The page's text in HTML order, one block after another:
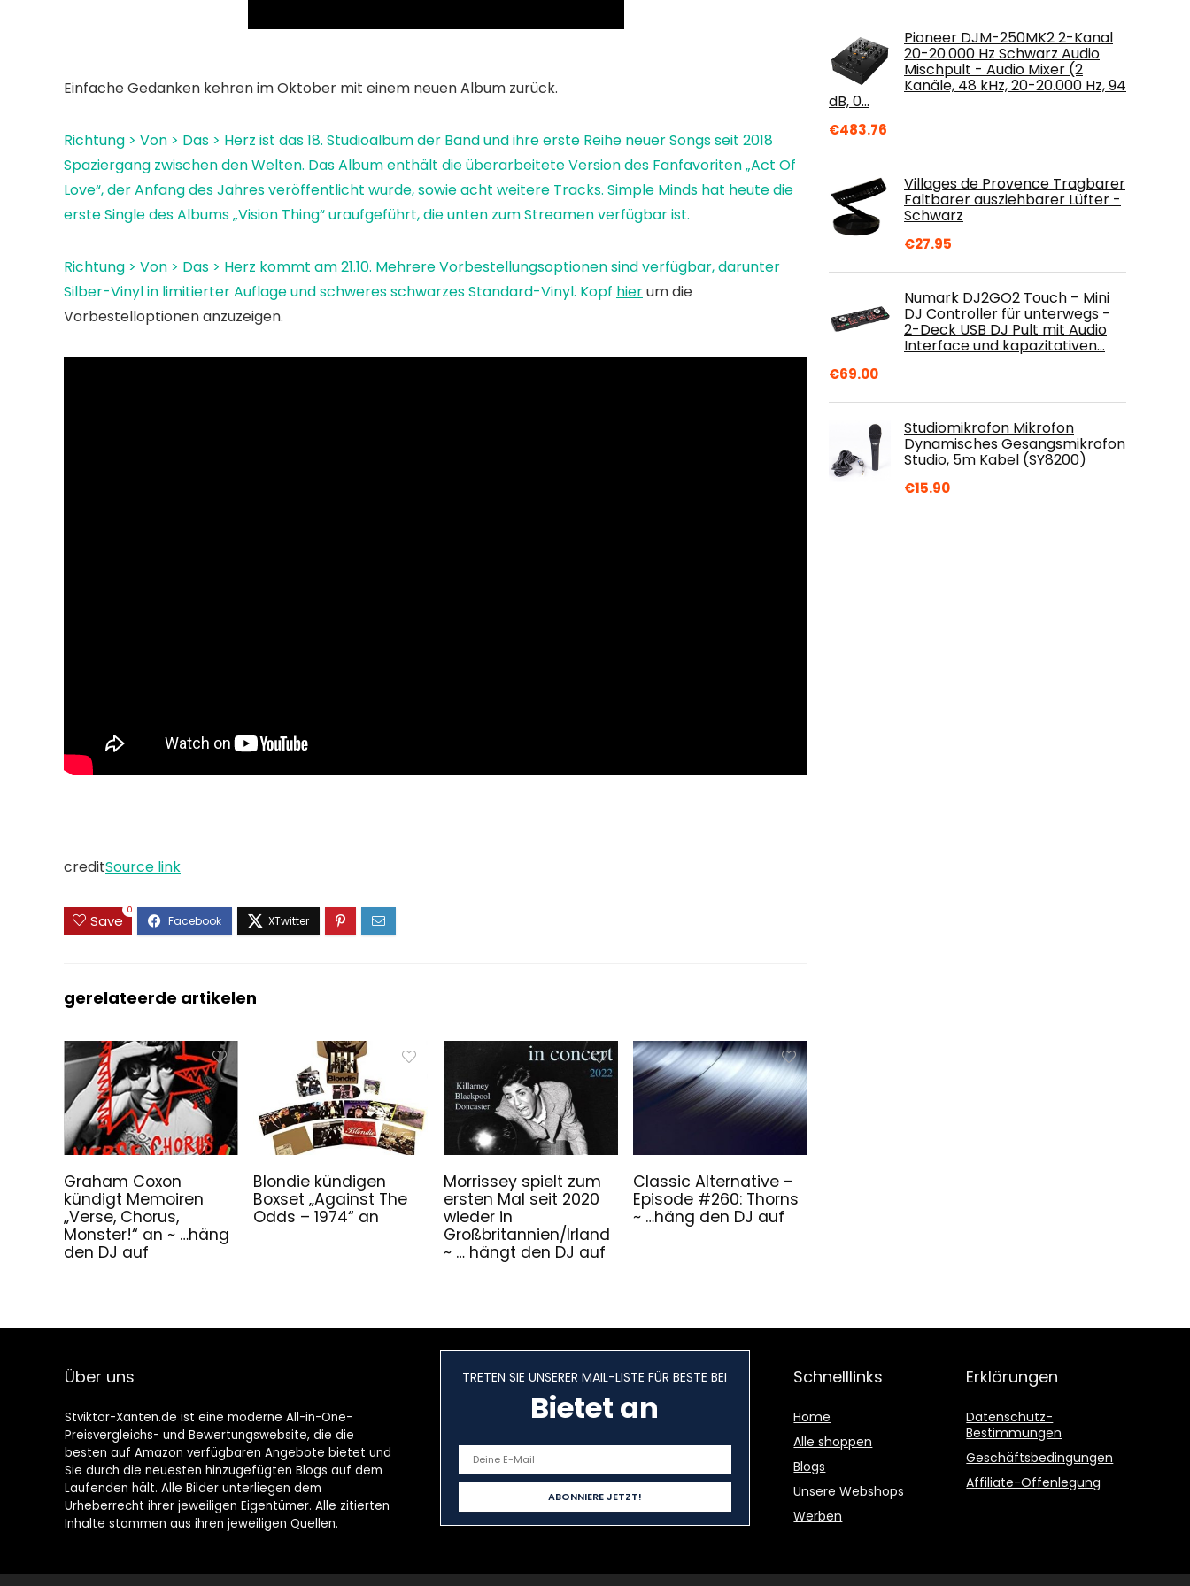
Einfache Gedanken kehren im Oktober mit einem neuen Album zurück.
Richtung > Von > Das > Herz ist das 18. Studioalbum der Band und ihre erste Reihe neuer Songs seit 2018
Spaziergang zwischen den Welten. Das Album enthält die überarbeitete Version des Fanfavoriten „Act Of
Love“, der Anfang des Jahres veröffentlicht wurde, sowie acht weitere Tracks. Simple Minds hat heute die
erste Single des Albums „Vision Thing“ uraufgeführt, die unten zum Streamen verfügbar ist.
Richtung > Von > Das > Herz kommt am 21.10. Mehrere Vorbestellungsoptionen sind verfügbar, darunter
Silber-Vinyl in limitierter Auflage und schweres schwarzes Standard-Vinyl. Kopf hierum die
Vorbestelloptionen anzuzeigen.
creditSource link
Save
0
gerelateerde artikelen
Graham Coxon
kündigt Memoiren
„Verse, Chorus,
Monster!“ an ~ …häng
den DJ auf
Blondie kündigen
Boxset „Against The
Odds – 1974“ an
Morrissey spielt zum
ersten Mal seit 2020
wieder in
Großbritannien/Irland
~ … hängt den DJ auf
Classic Alternative –
Episode #260: Thorns
~ …häng den DJ auf
Pioneer DJM-250MK2 2-Kanal
20-20.000 Hz Schwarz Audio
Mischpult - Audio Mixer (2
Kanäle, 48 kHz, 20-20.000 Hz, 94
dB, 0…
€483.76
Villages de Provence Tragbarer
Faltbarer ausziehbarer Lüfter -
Schwarz
€27.95
Numark DJ2GO2 Touch – Mini
DJ Controller für unterwegs -
2-Deck USB DJ Pult mit Audio
Interface und kapazitativen…
€69.00
Studiomikrofon Mikrofon
Dynamisches Gesangsmikrofon
Studio, 5m Kabel (SY8200)
€15.90
Über uns
Stviktor-Xanten.de ist eine moderne All-in-One-
Preisvergleichs- und Bewertungswebsite, die die
besten auf Amazon verfügbaren Angebote bietet und
Sie durch die neuesten hinzugefügten Blogs auf dem
Laufenden hält. Alle Bilder unterliegen dem
Urheberrecht ihrer jeweiligen Eigentümer. Alle zitierten
Inhalte stammen aus ihren jeweiligen Quellen.
TRETEN SIE UNSERER MAIL-LISTE FÜR BESTE BEI
Bietet an
Schnelllinks
Home
Alle shoppen
Blogs
Unsere Webshops
Werben
Erklärungen
Datenschutz-
Bestimmungen
Geschäftsbedingungen
Affiliate-Offenlegung